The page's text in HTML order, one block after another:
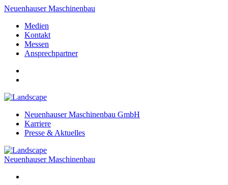
Neuenhauser Maschinenbau
Medien
Kontakt
Messen
Ansprechpartner
Neuenhauser Maschinenbau GmbH
Karriere
Presse & Aktuelles
Neuenhauser Maschinenbau